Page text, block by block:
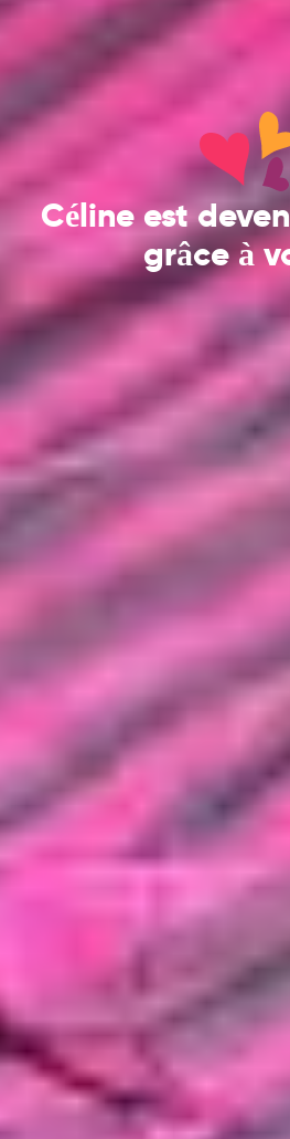
Céline est
grâce à